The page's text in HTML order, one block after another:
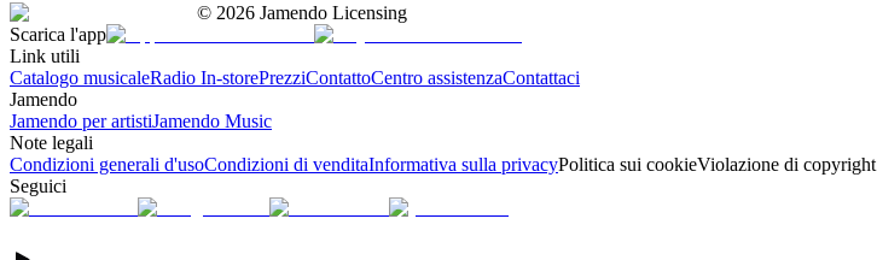
© 2026 Jamendo Licensing
Scarica l'app
Link utili
Catalogo musicaleRadio In-storePrezziContattoCentro assistenzaContattaci
Jamendo
Jamendo per artistiJamendo Music
Note legali
Condizioni generali d'usoCondizioni di venditaInformativa sulla privacyPolitica sui cookieViolazione di copyright
Seguici